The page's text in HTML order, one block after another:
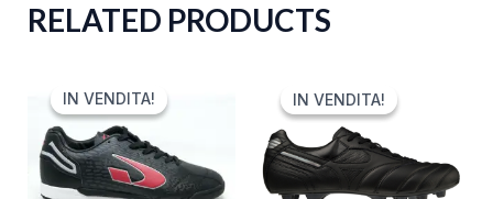
RELATED PRODUCTS
IN VENDITA!
IN VENDITA!
PRICE
WAS:
55,00 €.
PRICE
IS:
IN VENDITA!
IN VENDITA!
PRICE
WAS:
350,00 €.